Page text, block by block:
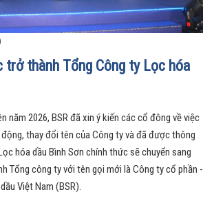
trở thành Tổng Công ty Lọc hóa
năm 2026, BSR đã xin ý kiến các cổ đông về việc
thay đổi tên của Công ty và đã được thông
hóa dầu Bình Sơn chính thức sẽ chuyển sang
Tổng công ty với tên gọi mới là Công ty cổ phần -
Việt Nam (BSR).